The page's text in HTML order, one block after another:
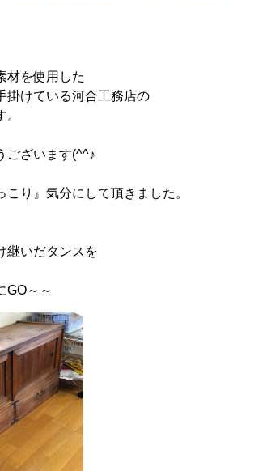
材を使用した
掛けている河合工務店の
ございます(^^♪
り』気分にして頂きました。
継いだタンスを
GO～～